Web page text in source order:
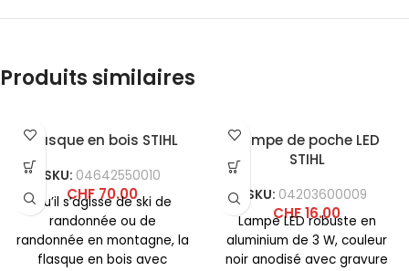
Produits similaires
Flasque en bois STIHL
SKU: 04642550010
CHF70.00
Qu’il s’agisse de ski de
randonnée ou de
randonnée en montagne, la
flasque en bois avec
Lampe de poche LED
STIHL
SKU: 04203600009
CHF16.00
Lampe LED robuste en
aluminium de 3 W, couleur
noir anodisé avec gravure